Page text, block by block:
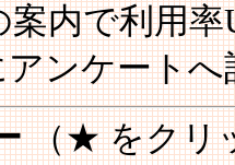
内で利用
ンケート
（★ をクリ